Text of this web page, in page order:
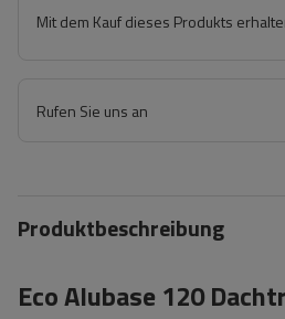
Mit dem Kauf dieses Produkts
Rufen Sie uns an
Produktbeschreibung
Eco Alubase 120